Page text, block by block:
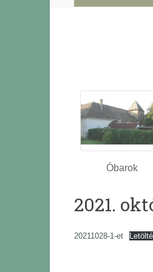
Óbarok
2021.
20211028-1-et